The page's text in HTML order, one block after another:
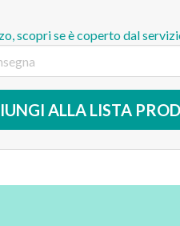
scopri se è coperto dal
ALLA LISTA